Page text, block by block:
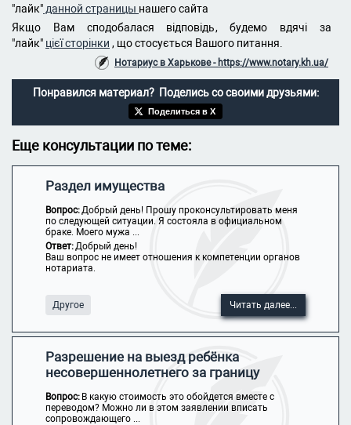
"лайк" данной страницы нашего сайта
Якщо Вам сподобалася відповідь, будемо вдячі за
"лайк" цієї сторінки , що стосується Вашого питання.
Нотариус в Харькове - https://www.notary.kh.ua/
Понравился материал? Поделись со своими друзьями:
Поделиться в X
Еще консультации по теме:
Раздел имущества
Вопрос:Добрый день! Прошу проконсультировать меня
по следующей ситуации. Я состояла в официальном
браке. Моего мужа ...
Ответ:Добрый день!
Ваш вопрос не имеет отношения к компетенции органов
нотариата.
Другое Читать далее...
Разрешение на выезд ребёнка
несовершеннолетнего за границу
Вопрос: В какую стоимость это обойдется вместе с
переводом? Можно ли в этом заявлении вписать
сопровождающего ...